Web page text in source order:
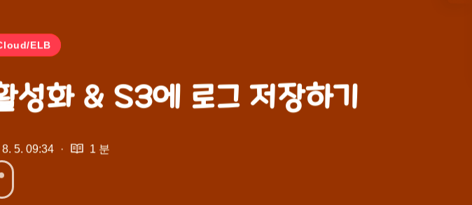
ELB
화 & S3에 로그 저장하기
5. 09:34 · 1 분